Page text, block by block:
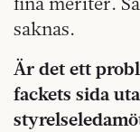
saknas.
Är det ett
fackets sida